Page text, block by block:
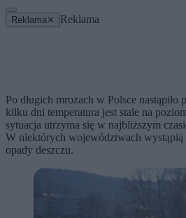
Reklama ✕ Reklama
Po długich mrozach w Polsce nastąpiło
kilku dni temperatura jest stale na
sytuacja utrzyma się w najbliższym
W niektórych województwach wystąpią
opady deszczu.